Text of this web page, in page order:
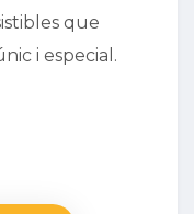
que
i especial.